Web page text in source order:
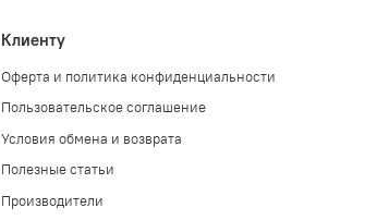
Клиенту
Оферта и политика конфиденциальности
Пользовательское соглашение
Условия обмена и возврата
Полезные статьи
Производители